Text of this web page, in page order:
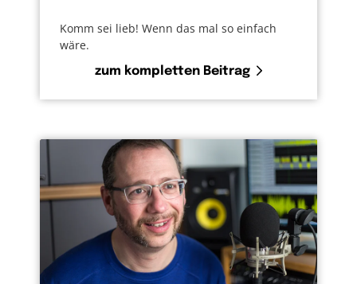
Komm sei lieb! Wenn das mal so einfach
wäre.
zum kompletten Beitrag